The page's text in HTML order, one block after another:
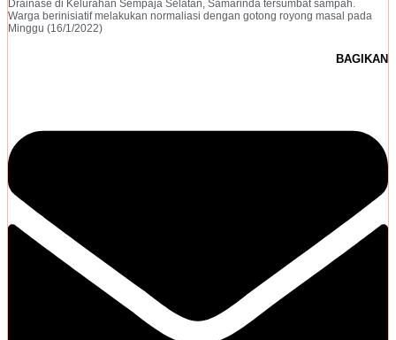
Drainase di Kelurahan Sempaja Selatan, Samarinda tersumbat sampah.
Warga berinisiatif melakukan normaliasi dengan gotong royong masal pada
Minggu (16/1/2022)
BAGIKAN